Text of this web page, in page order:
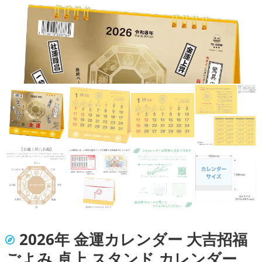
2026年 金運カレンダー 大吉招福